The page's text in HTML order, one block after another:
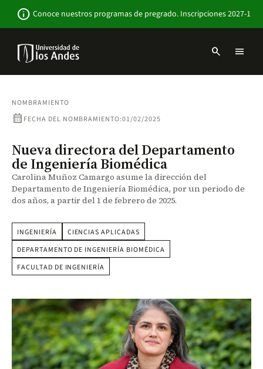
contenido
info Conoce nuestros programas de pregrado. Inscripciones 2027-1
Navbar
search menu
NOMBRAMIENTO
calendar_month FECHA DEL NOMBRAMIENTO:01/02/2025
Nueva directora del Departamento
de Ingeniería Biomédica
Carolina Muñoz Camargo asume la dirección del
Departamento de Ingeniería Biomédica, por un periodo de
dos años, a partir del 1 de febrero de 2025.
INGENIERÍA
CIENCIAS APLICADAS
DEPARTAMENTO DE INGENIERÍA BIOMÉDICA
FACULTAD DE INGENIERÍA